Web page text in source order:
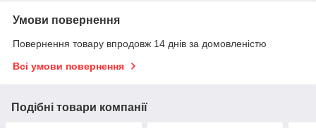
Умови повернення
Повернення товару впродовж 14 днів за домовленістю
Всі умови повернення
Подібні товари компанії